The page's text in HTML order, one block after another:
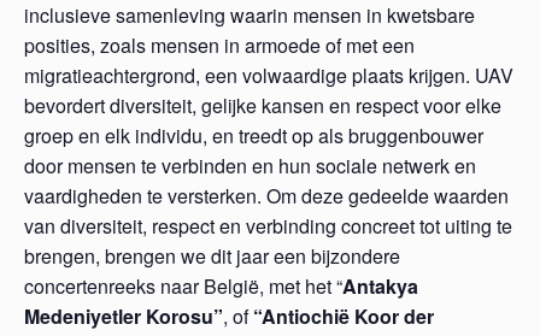
inclusieve samenleving waarin mensen in kwetsbare
posities, zoals mensen in armoede of met een
migratieachtergrond, een volwaardige plaats krijgen. UAV
bevordert diversiteit, gelijke kansen en respect voor elke
groep en elk individu, en treedt op als bruggenbouwer
door mensen te verbinden en hun sociale netwerk en
vaardigheden te versterken. Om deze gedeelde waarden
van diversiteit, respect en verbinding concreet tot uiting te
brengen, brengen we dit jaar een bijzondere
concertenreeks naar België, met het “Antakya
Medeniyetler Korosu”, of“Antiochië Koor der